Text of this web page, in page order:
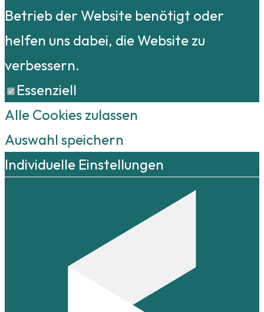
Betrieb der Website benötigt oder
helfen uns dabei, die Website zu
verbessern.
Essenziell
Alle Cookies zulassen
Auswahl speichern
Individuelle Einstellungen